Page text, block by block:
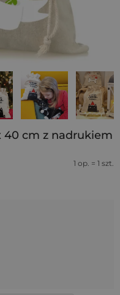
40 cm z nadrukiem
1 op. = 1 szt.